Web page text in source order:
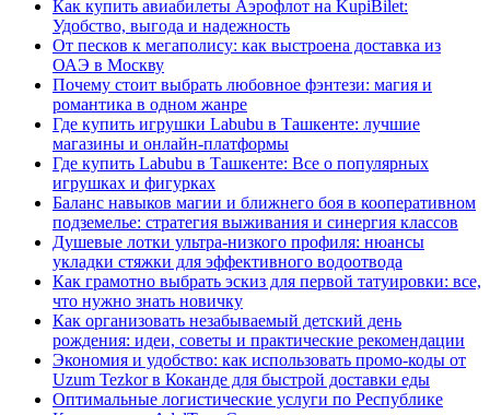
Как купить авиабилеты Аэрофлот на KupiBilet:
Удобство, выгода и надежность
От песков к мегаполису: как выстроена доставка из
ОАЭ в Москву
Почему стоит выбрать любовное фэнтези: магия и
романтика в одном жанре
Где купить игрушки Labubu в Ташкенте: лучшие
магазины и онлайн-платформы
Где купить Labubu в Ташкенте: Все о популярных
игрушках и фигурках
Баланс навыков магии и ближнего боя в кооперативном
подземелье: стратегия выживания и синергия классов
Душевые лотки ультра-низкого профиля: нюансы
укладки стяжки для эффективного водоотвода
Как грамотно выбрать эскиз для первой татуировки: все,
что нужно знать новичку
Как организовать незабываемый детский день
рождения: идеи, советы и практические рекомендации
Экономия и удобство: как использовать промо-коды от
Uzum Tezkor в Коканде для быстрой доставки еды
Оптимальные логистические услуги по Республике